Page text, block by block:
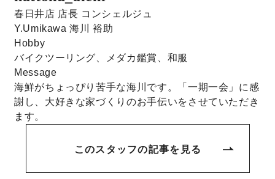
Blue Style
キママプラス
納得リフォームスタジオ
分譲住宅･不動産 スタッフブログ
春日井店 店長 コンシェルジュ
Y.Umikawa 海川 裕助
Hobby
バイクツーリング、メダカ鑑賞、和服
Message
海鮮がちょっぴり苦手な海川です。「一期一会」に感
謝し、大好きな家づくりのお手伝いをさせていただき
ます。
このスタッフの記事を見る